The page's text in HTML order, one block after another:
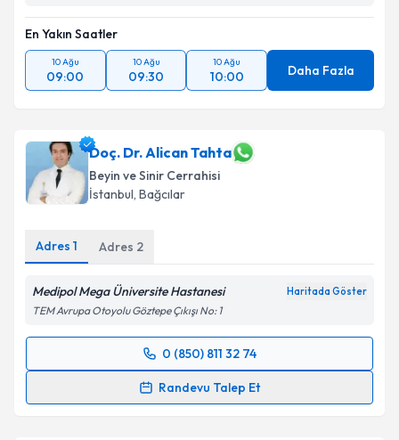
Metni'ni okudum ve kişisel verilerimin belirtilen
kapsamda işlenmesini kabul ediyorum.
Takvim Talebini Gönder
En Yakın Saatler
10 Ağu
09:00
10 Ağu
09:30
10 Ağu
10:00 Daha Fazla
Doç. Dr. Alican Tahta
Beyin ve Sinir Cerrahisi
İstanbul, Bağcılar
Adres 1 Adres 2
Medipol Mega Üniversite Hastanesi Haritada Göster
TEM Avrupa Otoyolu Göztepe Çıkışı No: 1
0 (850) 811 32 74
Randevu Talep Et
Randevu Takvimi Talebi